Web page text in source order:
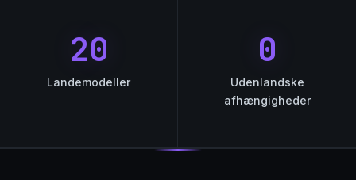
20
Landemodeller
0
Udenlandske
afhængigheder